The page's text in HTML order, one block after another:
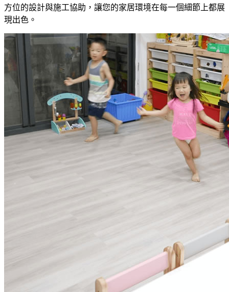
方位的設計與施工協助，讓您的家居環境在每一個細節上都展
現出色。